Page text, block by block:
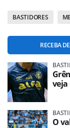
BASTIDORES
RECEBA
veja
O